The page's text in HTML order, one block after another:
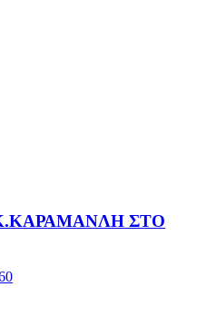
ΣΤΟ